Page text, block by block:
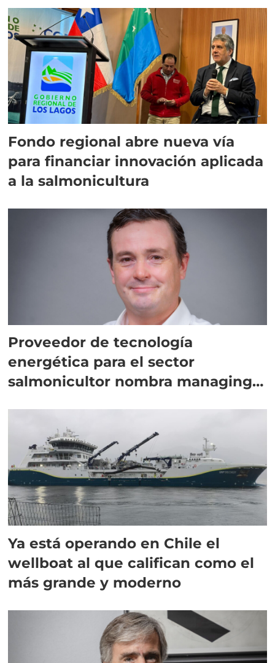
Fondo regional abre nueva vía
para financiar innovación aplicada
a la salmonicultura
Proveedor de tecnología
energética para el sector
salmonicultor nombra managing
Ya está operando en Chile el
wellboat al que califican como el
más grande y moderno